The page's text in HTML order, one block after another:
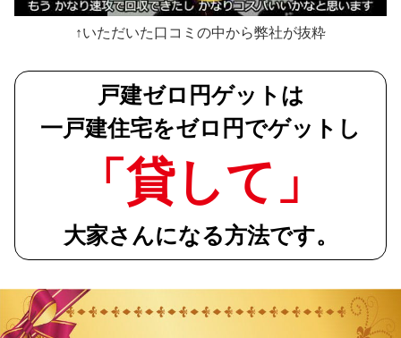
↑いただいた口コミの中から弊社が抜粋
戸建ゼロ円ゲットは
一戸建住宅をゼロ円でゲットし
「貸して」
大家さんになる方法です。